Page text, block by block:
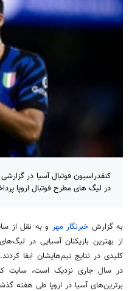
کنفدراسیون فوتبال آسیا در
در لیگ های مطرح فوتبال اروپا
به گزارش خبرنگار مهر و به نقل از
از بهترین بازیکنان آسیایی در
کلیدی در نتایج تیم‌هایشان ایفا
در سال جاری نزدیک است، سایت
برترین‌های آسیا در اروپا طی هفته